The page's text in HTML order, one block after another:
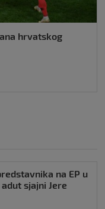
hrvatskog
na EP u
sjajni Jere